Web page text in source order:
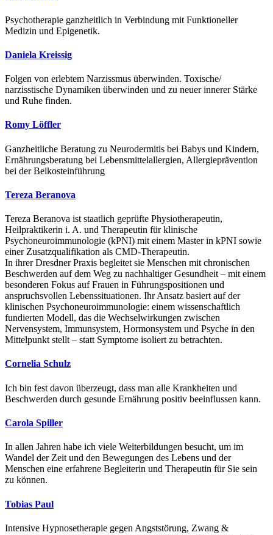
Psychotherapie ganzheitlich in Verbindung mit Funktioneller
Medizin und Epigenetik.
Daniela Kreissig
Folgen von erlebtem Narzissmus überwinden. Toxische/
narzisstische Dynamiken überwinden und zu neuer innerer Stärke
und Ruhe finden.
Romy Löffler
Ganzheitliche Beratung zu Neurodermitis bei Babys und Kindern,
Ernährungsberatung bei Lebensmittelallergien, Allergieprävention
bei der Beikosteinführung
Tereza Beranova
Tereza Beranova ist staatlich geprüfte Physiotherapeutin,
Heilpraktikerin i. A. und Therapeutin für klinische
Psychoneuroimmunologie (kPNI) mit einem Master in kPNI sowie
einer Zusatzqualifikation als CMD-Therapeutin.
In ihrer Dresdner Praxis begleitet sie Menschen mit chronischen
Beschwerden auf dem Weg zu nachhaltiger Gesundheit – mit einem
besonderen Fokus auf Frauen in Führungspositionen und
anspruchsvollen Lebenssituationen. Ihr Ansatz basiert auf der
klinischen Psychoneuroimmunologie: einem wissenschaftlich
fundierten Modell, das die Wechselwirkungen zwischen
Nervensystem, Immunsystem, Hormonsystem und Psyche in den
Mittelpunkt stellt – statt Symptome isoliert zu betrachten.
Cornelia Schulz
Ich bin fest davon überzeugt, dass man alle Krankheiten und
Beschwerden durch gesunde Ernährung positiv beeinflussen kann.
Carola Spiller
In allen Jahren habe ich viele Weiterbildungen besucht, um im
Wandel der Zeit und den Bewegungen des Lebens und der
Menschen eine erfahrene Begleiterin und Therapeutin für Sie sein
zu können.
Tobias Paul
Intensive Hypnosetherapie gegen Angststörung, Zwang &